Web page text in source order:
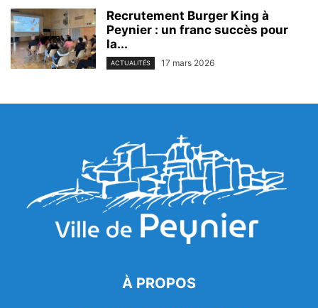
Recrutement Burger King à
Peynier : un franc succès pour
la...
ACTUALITÉS 17 mars 2026
À PROPOS